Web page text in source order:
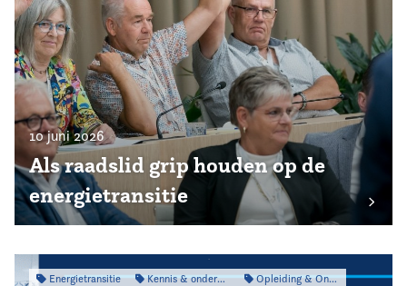
10 juni 2026
Als raadslid grip houden op de
energietransitie
Energietransitie Kennis & onderzoek Opleiding & Ontwikkeling